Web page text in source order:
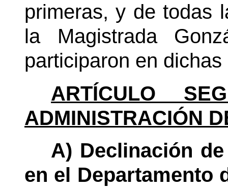
primeras, y de todas
la Magistrada
participaron en
ARTÍCULO
ADMINISTRACIÓN
A) Declinación
en el Departamento